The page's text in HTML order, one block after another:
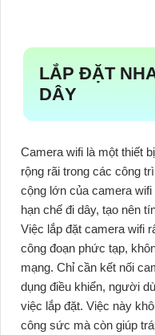
LẮP ĐẶT
DÂY
Camera wifi là một thiết
rộng rãi trong các công
cộng lớn của camera
hạn chế đi dây, tạo nên
Việc lắp đặt camera wifi
công đoạn phức tạp,
mạng. Chỉ cần kết nối
dụng điều khiển, người
việc lắp đặt. Việc này
công sức mà còn giúp